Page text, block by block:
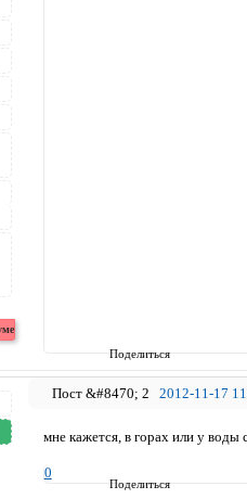
Поделиться
Поделиться
2 2012-11-17
мне кажется, в горах или у
0